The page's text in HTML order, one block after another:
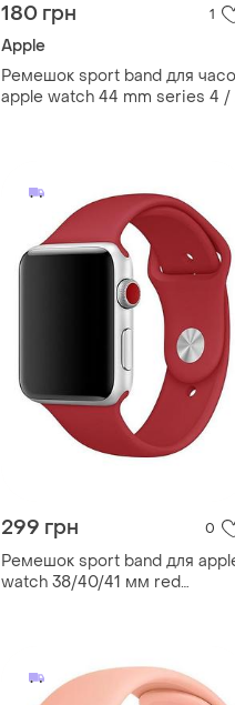
180 грн 1
Apple
Ремешок sport band для
apple watch 44 mm series 4 /
299 грн 0
Ремешок sport band для
watch 38/40/41 мм red